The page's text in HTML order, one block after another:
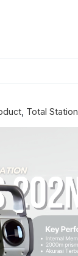
Total Station